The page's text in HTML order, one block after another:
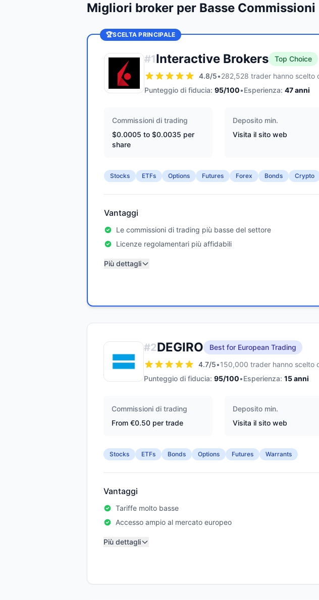
Migliori broker per Basse Commissioni
🏆SCELTA PRINCIPALE
#1Interactive Brokers
Top Choice
4.8/5•282,528 trader hanno scelto
Punteggio di fiducia: 95/100•Esperienza: 47anni
Commissioni di trading
$0.0005 to $0.0035 per
share
Deposito min.
Visita il sito web
Stocks ETFs Options Futures Forex Bonds Crypto
Vantaggi
Le commissioni di trading più basse del settore
Licenze regolamentari più affidabili
Più dettagli
#2DEGIRO
Best for European Trading
4.7/5•150,000 trader hanno scelto
Punteggio di fiducia: 95/100•Esperienza: 15anni
Commissioni di trading
From €0.50 per trade
Deposito min.
Visita il sito web
Stocks ETFs Bonds Options Futures Warrants
Vantaggi
Tariffe molto basse
Accesso ampio al mercato europeo
Più dettagli